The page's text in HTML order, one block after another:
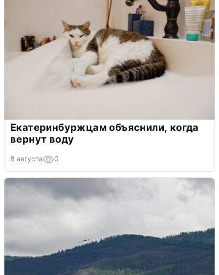
Екатеринбуржцам объяснили, когда
вернут воду
8 августа 0